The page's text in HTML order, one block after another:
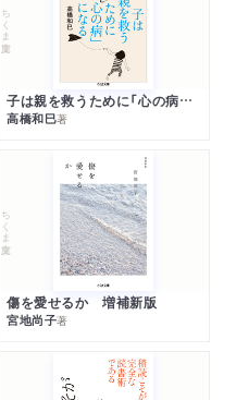
ちくま文庫
子は親を救うために「心の病」になる
高橋和巳著
ちくま文庫
傷を愛せるか 増補新版
宮地尚子著